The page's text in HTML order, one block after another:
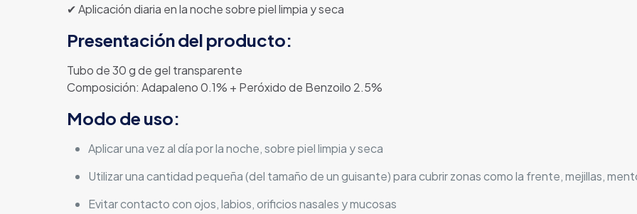
✔ Aplicación diaria en la noche sobre piel limpia y seca
Presentación del producto:
Tubo de 30 g de gel transparente
Composición: Adapaleno 0.1% + Peróxido de Benzoilo 2.5%
Modo de uso:
Aplicar una vez al día por la noche, sobre piel limpia y seca
Utilizar una cantidad pequeña (del tamaño de un guisante) para cubrir zonas como la frente, mejillas,
Evitar contacto con ojos, labios, orificios nasales y mucosas